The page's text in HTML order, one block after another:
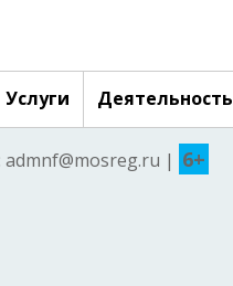
Услуги Деятельность
| 6+